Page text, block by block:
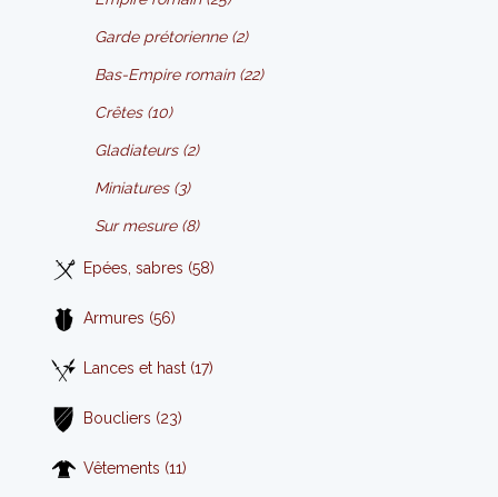
Garde prétorienne (2)
Bas-Empire romain (22)
Crêtes (10)
Gladiateurs (2)
Miniatures (3)
Sur mesure (8)
Epées, sabres (58)
Armures (56)
Lances et hast (17)
Boucliers (23)
Vêtements (11)